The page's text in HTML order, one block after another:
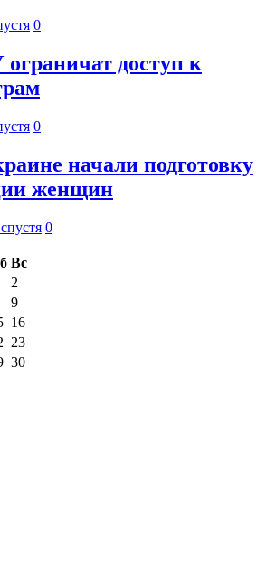
0
доступ к
0
начали подготовку
женщин
0
Вс
2
9
16
23
30